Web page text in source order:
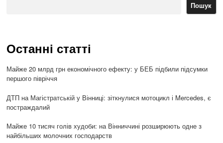
Пошук
Останні статті
Майже 20 млрд грн економічного ефекту: у БЕБ підбили підсумки
першого півріччя
ДТП на Магістратській у Вінниці: зіткнулися мотоцикл і Mercedes, є
постраждалий
Майже 10 тисяч голів худоби: на Вінниччині розширюють одне з
найбільших молочних господарств